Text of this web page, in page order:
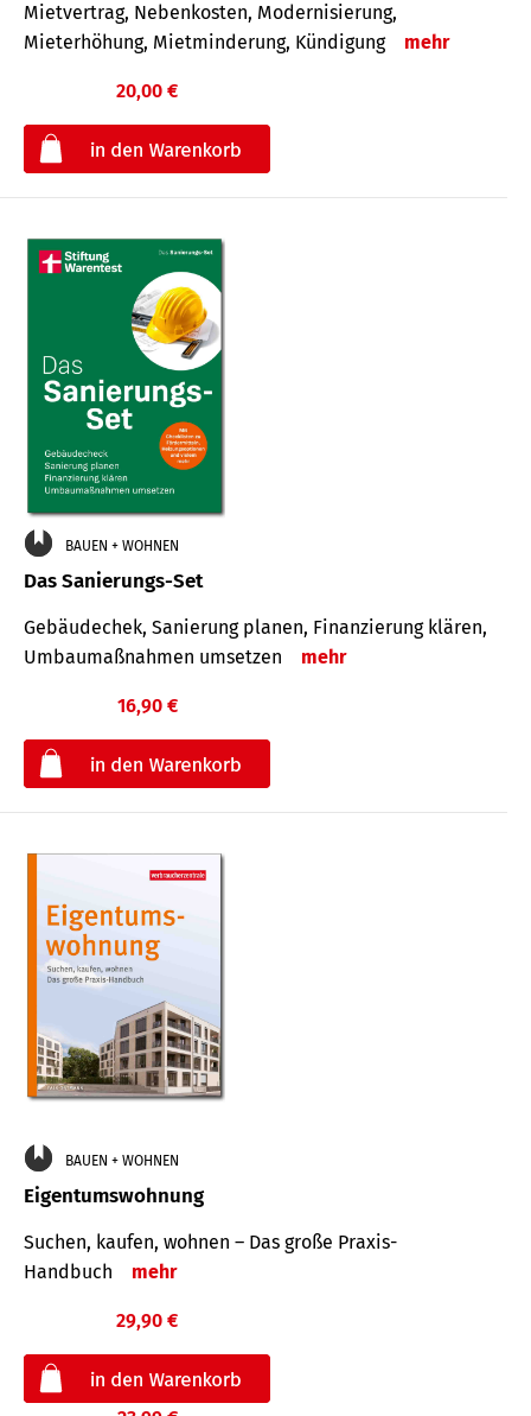
Mietvertrag, Nebenkosten, Modernisierung,
Mieterhöhung, Mietminderung, Kündigung
mehr
20,00 €
BAUEN + WOHNEN
Das Sanierungs-Set
Gebäudechek, Sanierung planen, Finanzierung klären,
Umbaumaßnahmen umsetzen
mehr
16,90 €
BAUEN + WOHNEN
Eigentumswohnung
Suchen, kaufen, wohnen – Das große Praxis-
Handbuch
mehr
29,90 €